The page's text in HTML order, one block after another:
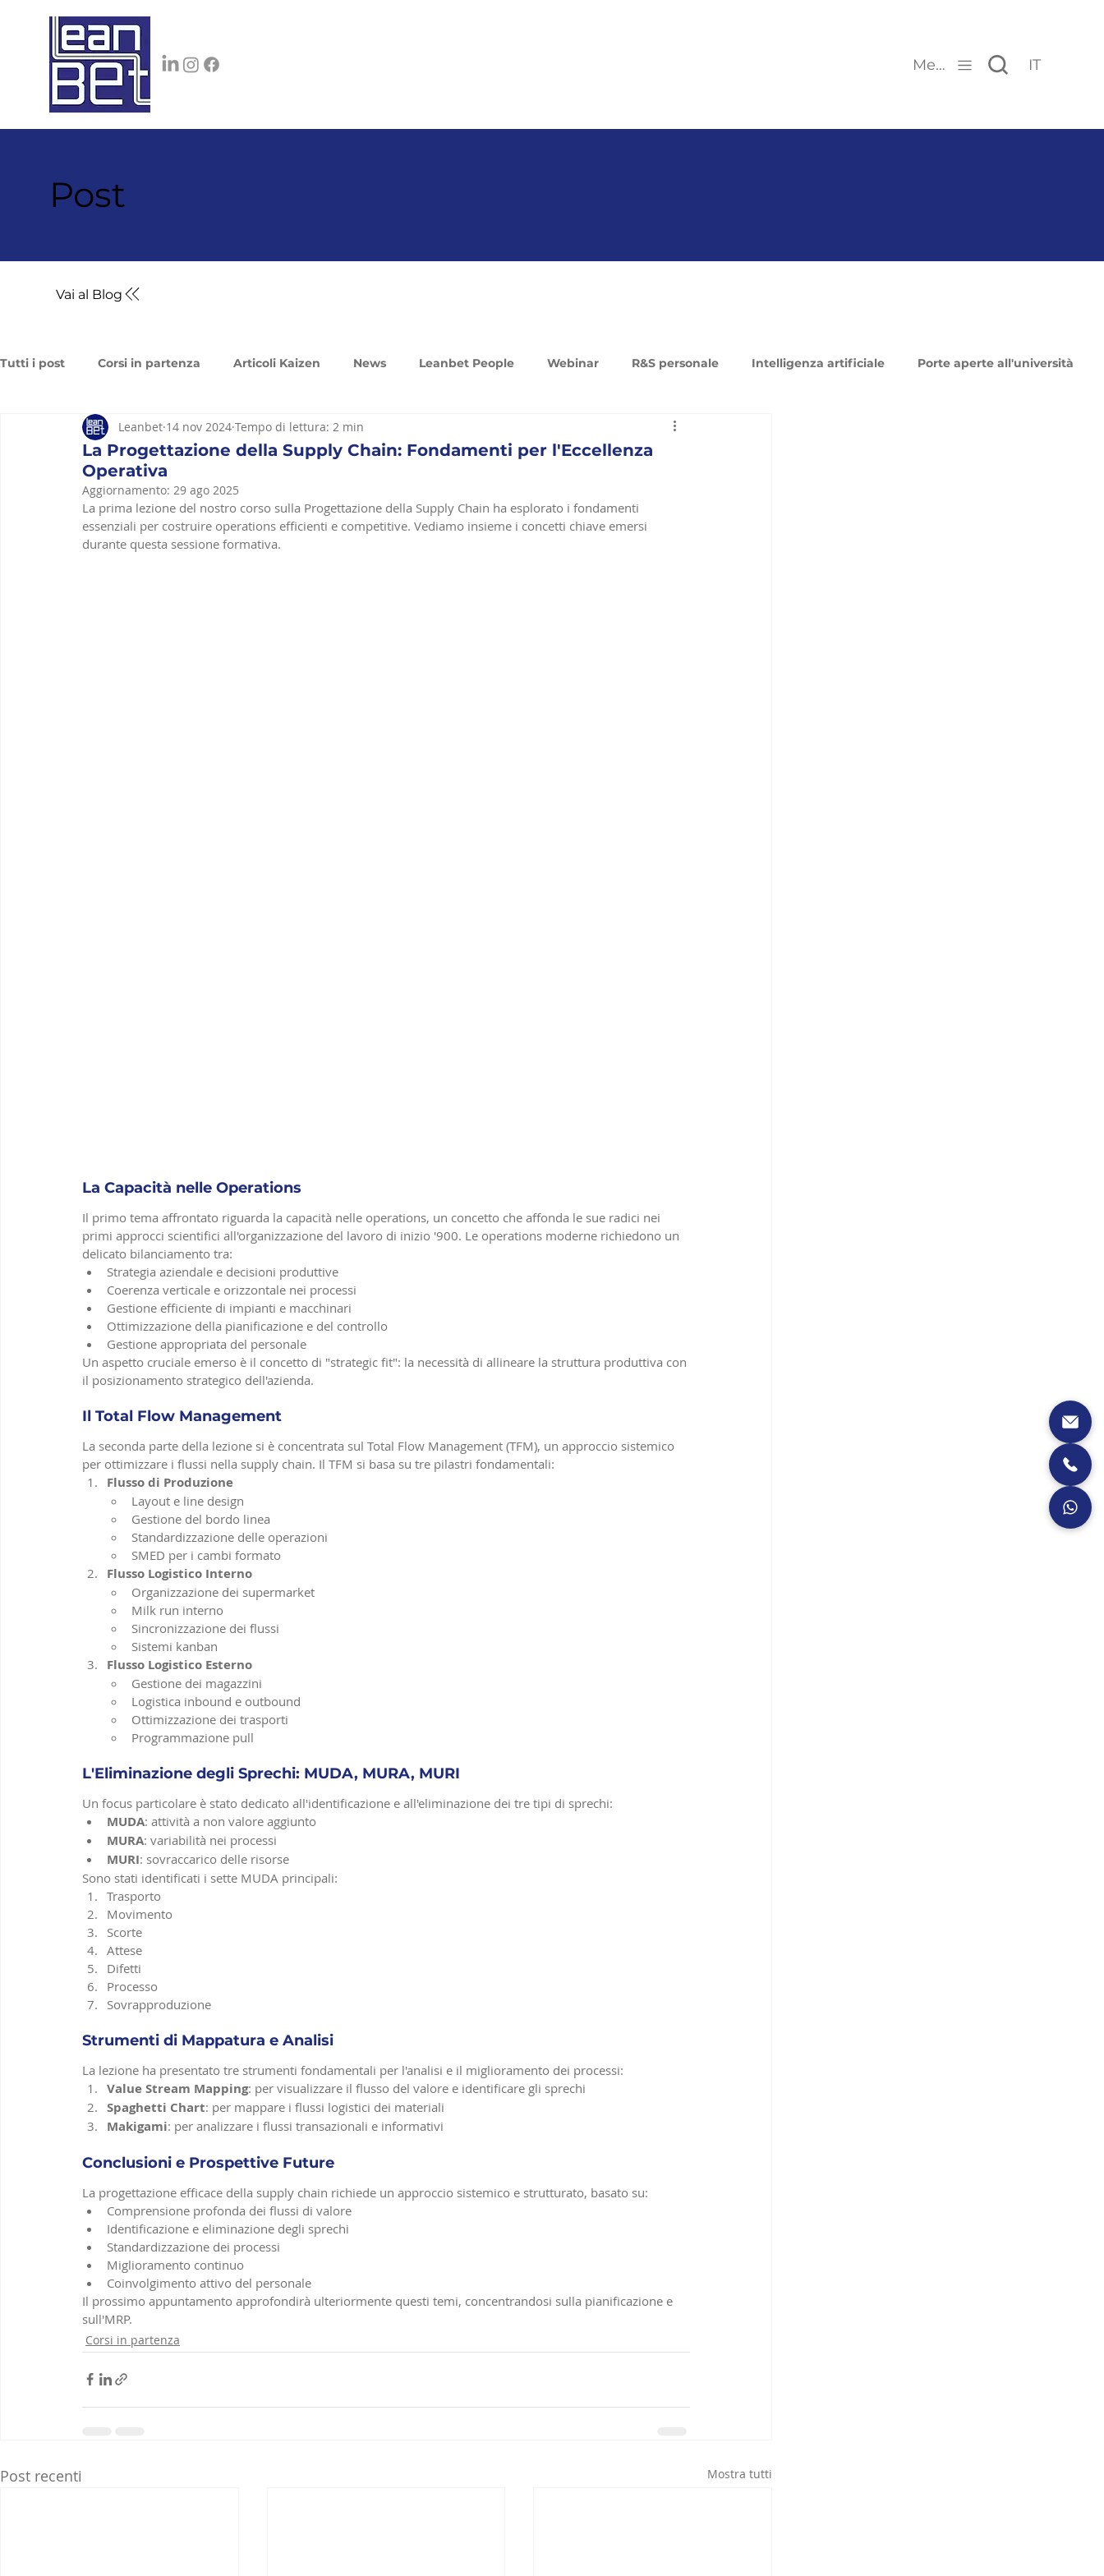
Menu IT
Post
Vai al Blog
Tutti i post Corsi in partenza Articoli Kaizen News Leanbet People Webinar R&S personale Intelligenza artificiale Porte aperte all'università
Strumenti Lean Lean Hospitality Lean construction
La Progettazione della Supply Chain: Fondamenti per l'Eccellenza
Operativa
Leanbet 14 nov 2024 Tempo di lettura: 2 min
Aggiornamento: 29 ago 2025
La prima lezione del nostro corso sulla Progettazione della Supply Chain ha esplorato i fondamenti
essenziali per costruire operations efficienti e competitive. Vediamo insieme i concetti chiave emersi
durante questa sessione formativa.
La Capacità nelle Operations
Il primo tema affrontato riguarda la capacità nelle operations, un concetto che affonda le sue radici nei
primi approcci scientifici all'organizzazione del lavoro di inizio '900. Le operations moderne richiedono un
delicato bilanciamento tra:
Strategia aziendale e decisioni produttive
Coerenza verticale e orizzontale nei processi
Gestione efficiente di impianti e macchinari
Ottimizzazione della pianificazione e del controllo
Gestione appropriata del personale
Un aspetto cruciale emerso è il concetto di "strategic fit": la necessità di allineare la struttura produttiva con
il posizionamento strategico dell'azienda.
Il Total Flow Management
La seconda parte della lezione si è concentrata sul Total Flow Management (TFM), un approccio sistemico
per ottimizzare i flussi nella supply chain. Il TFM si basa su tre pilastri fondamentali:
Flusso di Produzione
Layout e line design
Gestione del bordo linea
Standardizzazione delle operazioni
SMED per i cambi formato
Flusso Logistico Interno
Organizzazione dei supermarket
Milk run interno
Sincronizzazione dei flussi
Sistemi kanban
Flusso Logistico Esterno
Gestione dei magazzini
Logistica inbound e outbound
Ottimizzazione dei trasporti
Programmazione pull
L'Eliminazione degli Sprechi: MUDA, MURA, MURI
Un focus particolare è stato dedicato all'identificazione e all'eliminazione dei tre tipi di sprechi:
MUDA: attività a non valore aggiunto
MURA: variabilità nei processi
MURI: sovraccarico delle risorse
Sono stati identificati i sette MUDA principali:
Trasporto
Movimento
Scorte
Attese
Difetti
Processo
Sovrapproduzione
Strumenti di Mappatura e Analisi
La lezione ha presentato tre strumenti fondamentali per l'analisi e il miglioramento dei processi:
Value Stream Mapping: per visualizzare il flusso del valore e identificare gli sprechi
Spaghetti Chart: per mappare i flussi logistici dei materiali
Makigami: per analizzare i flussi transazionali e informativi
Conclusioni e Prospettive Future
La progettazione efficace della supply chain richiede un approccio sistemico e strutturato, basato su:
Comprensione profonda dei flussi di valore
Identificazione e eliminazione degli sprechi
Standardizzazione dei processi
Miglioramento continuo
Coinvolgimento attivo del personale
Il prossimo appuntamento approfondirà ulteriormente questi temi, concentrandosi sulla pianificazione e
sull'MRP.
Corsi in partenza
Post recenti Mostra tutti